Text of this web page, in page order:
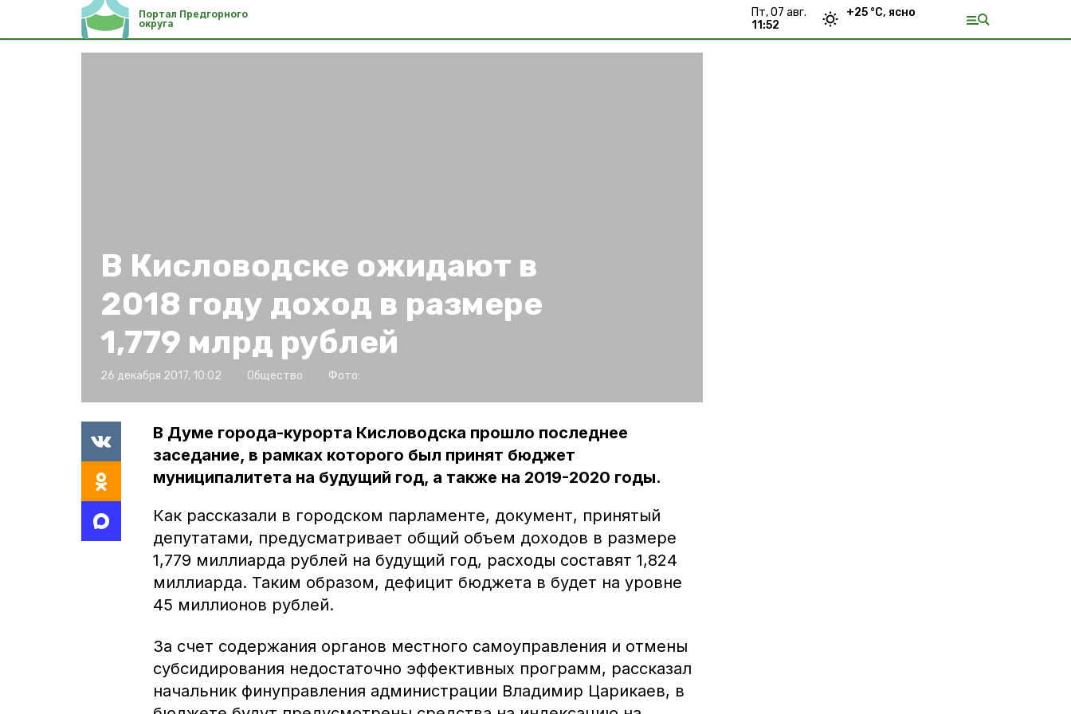
Портал Предгорного
округа
пт, 07 авг.
11:52
+25 °С, ясно
В Кисловодске ожидают в
2018 году доход в размере
1,779 млрд рублей
26 декабря 2017, 10:02 Общество Фото:
В Думе города-курорта Кисловодска прошло последнее
заседание, в рамках которого был принят бюджет
муниципалитета на будущий год, а также на 2019-2020 годы.
Как рассказали в городском парламенте, документ, принятый
депутатами, предусматривает общий объем доходов в размере
1,779 миллиарда рублей на будущий год, расходы составят 1,824
миллиарда. Таким образом, дефицит бюджета в будет на уровне
45 миллионов рублей.
За счет содержания органов местного самоуправления и отмены
субсидирования недостаточно эффективных программ, рассказал
начальник финуправления администрации Владимир Царикаев, в